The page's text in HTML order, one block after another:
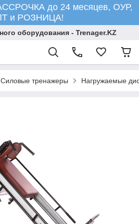
до 24 месяцев, ОУР,
и РОЗНИЦА!
оборудования - Trenager.KZ
Силовые тренажеры Нагружаемые